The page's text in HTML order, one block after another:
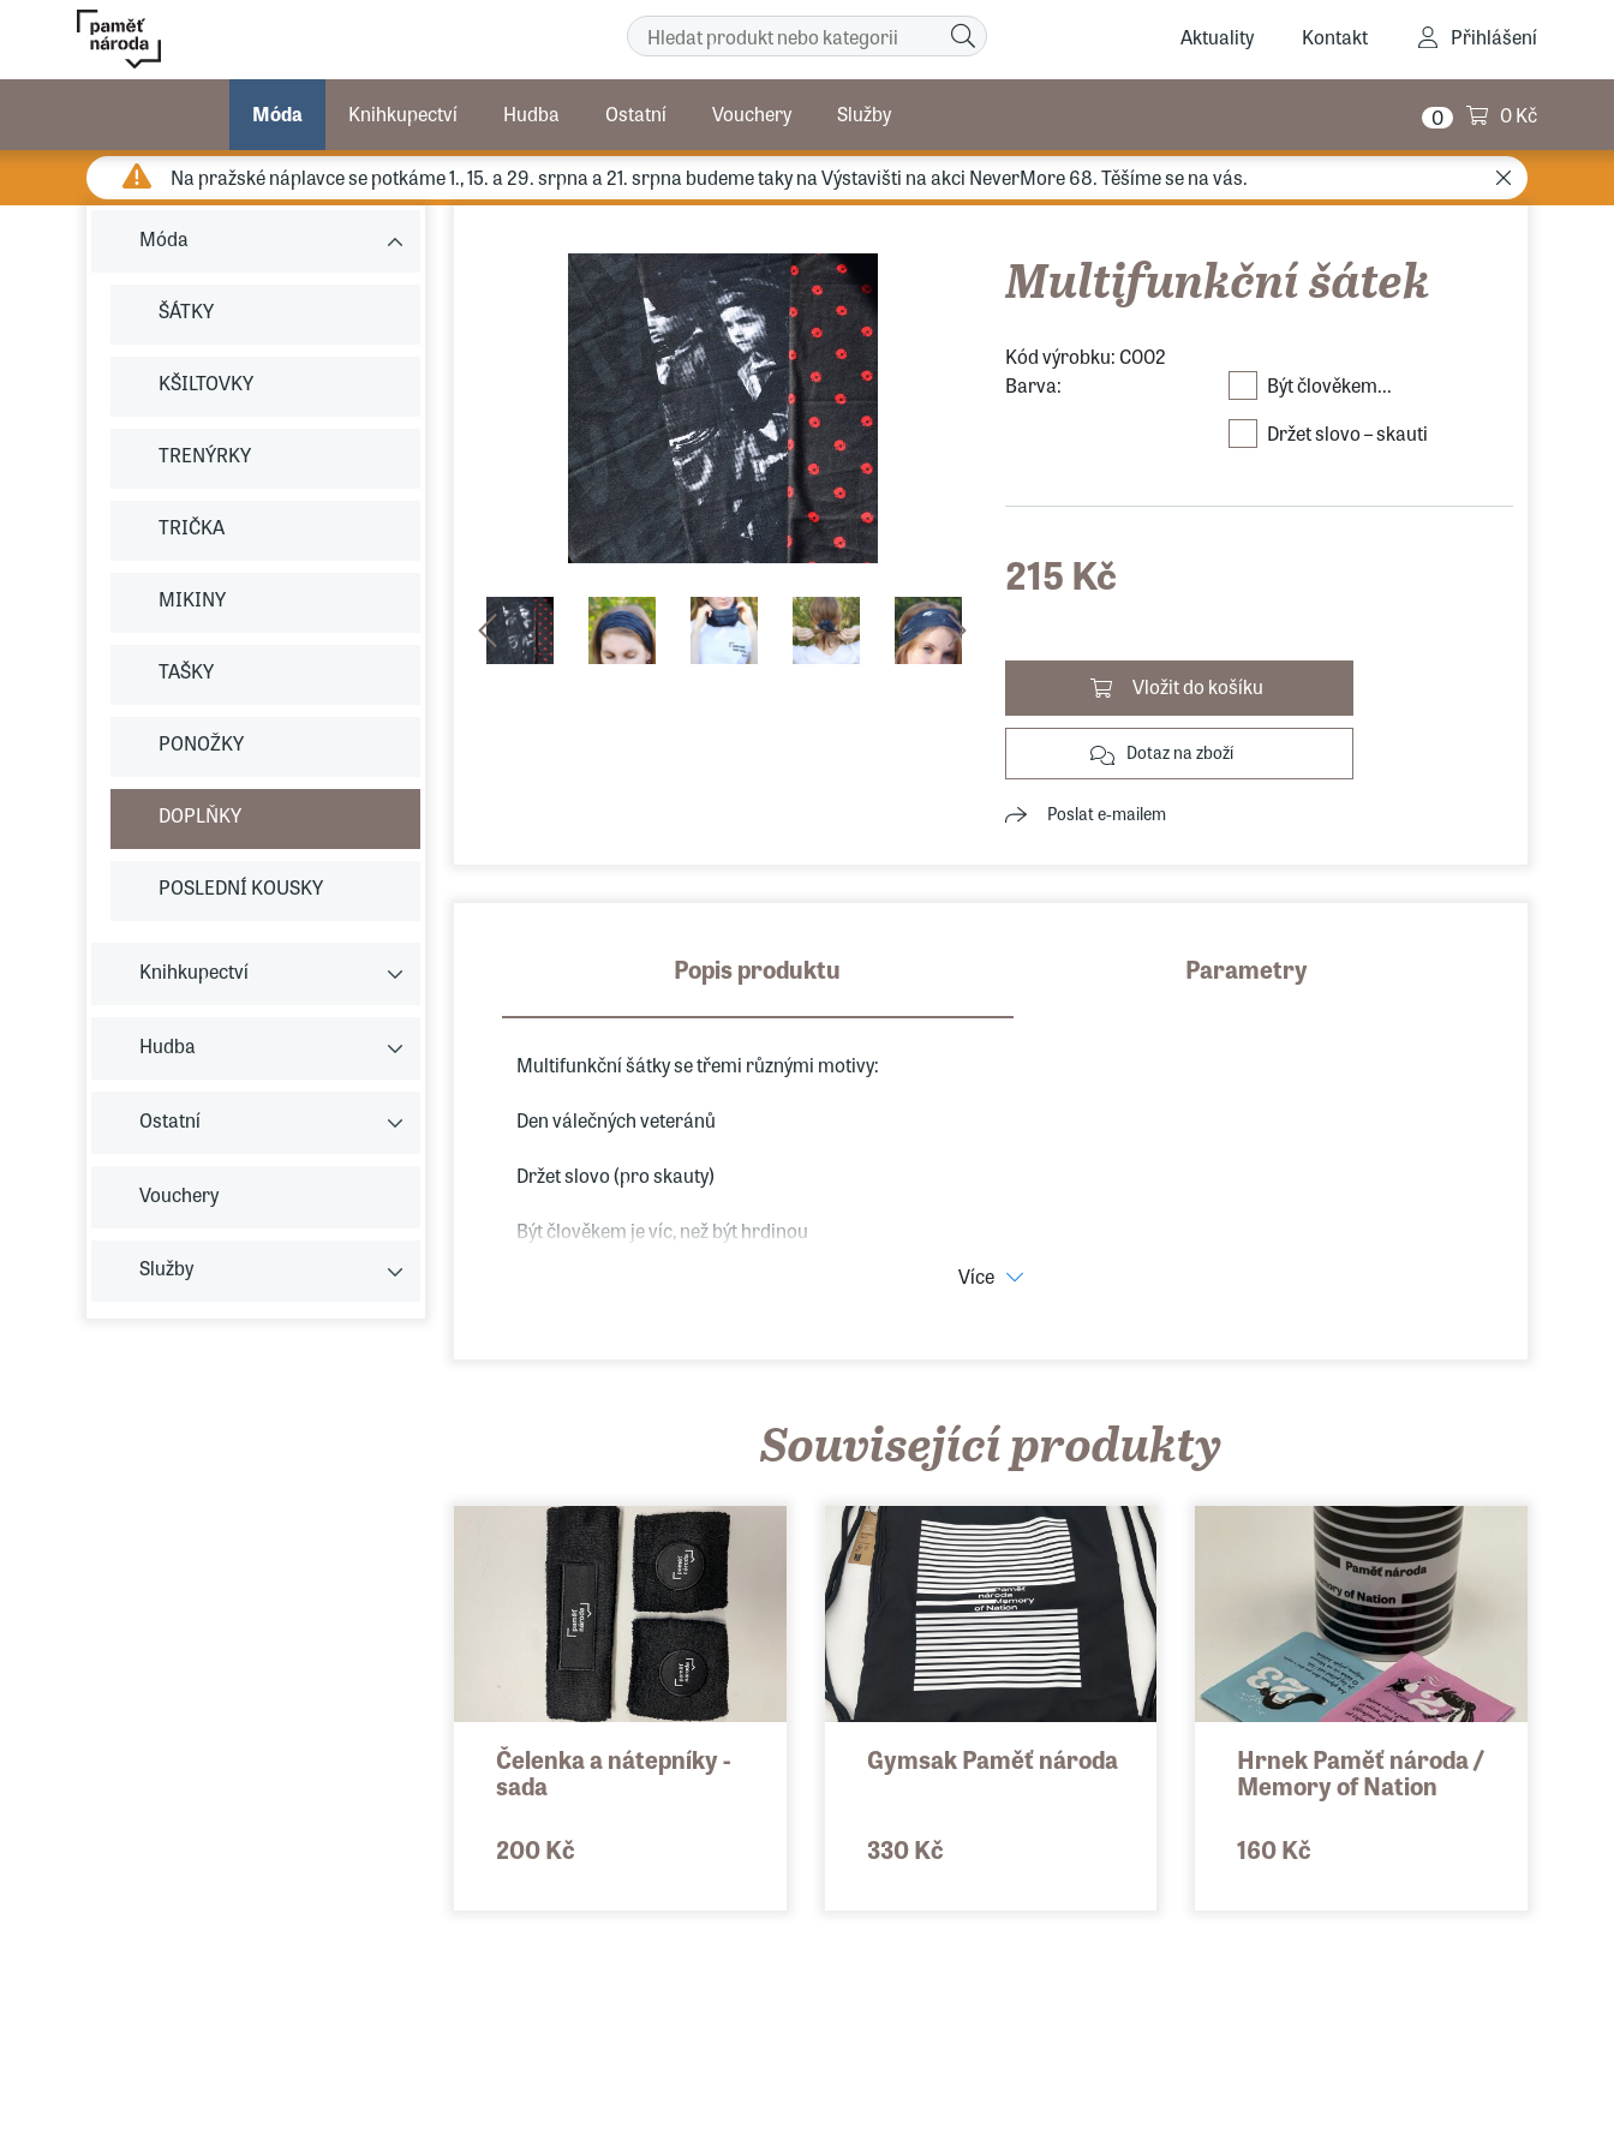
Aktuality Kontakt Přihlášení
0 0 Kč
Na pražské náplavce se potkáme 1., 15. a 29. srpna a 21. srpna budeme taky na Výstavišti na akci NeverMore 68. Těšíme se na vás.
Multifunkční šátek
Kód výrobku: C002
Barva:
Být člověkem...
Držet slovo – skauti
215 Kč
Vložit do košíku
Dotaz na zboží
Poslat e-mailem
Popis produktu Parametry
Multifunkční šátky se třemi různými motivy:
Den válečných veteránů
Držet slovo (pro skauty)
Být člověkem je víc, než být hrdinou
Více
Související produkty
Čelenka a nátepníky -
sada
200 Kč
Gymsak Paměť národa
330 Kč
Hrnek Paměť národa /
Memory of Nation
160 Kč
Móda
ŠÁTKY
KŠILTOVKY
TRENÝRKY
TRIČKA
MIKINY
TAŠKY
PONOŽKY
DOPLŇKY
POSLEDNÍ KOUSKY
Knihkupectví
Hudba
Ostatní
Vouchery
Služby
Móda Knihkupectví Hudba Ostatní Vouchery Služby